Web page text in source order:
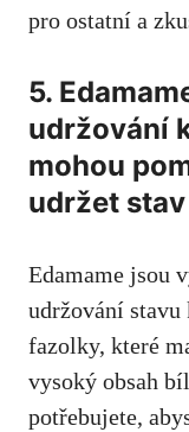
pro ‌ostatní a
5.
udržování
mohou
udržet
Edamame jsou
udržování stavu
fazolky, které
vysoký obsah
potřebujete,